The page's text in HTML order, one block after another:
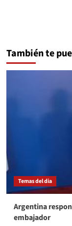
También te
Temas del dia
Argentina
embajador